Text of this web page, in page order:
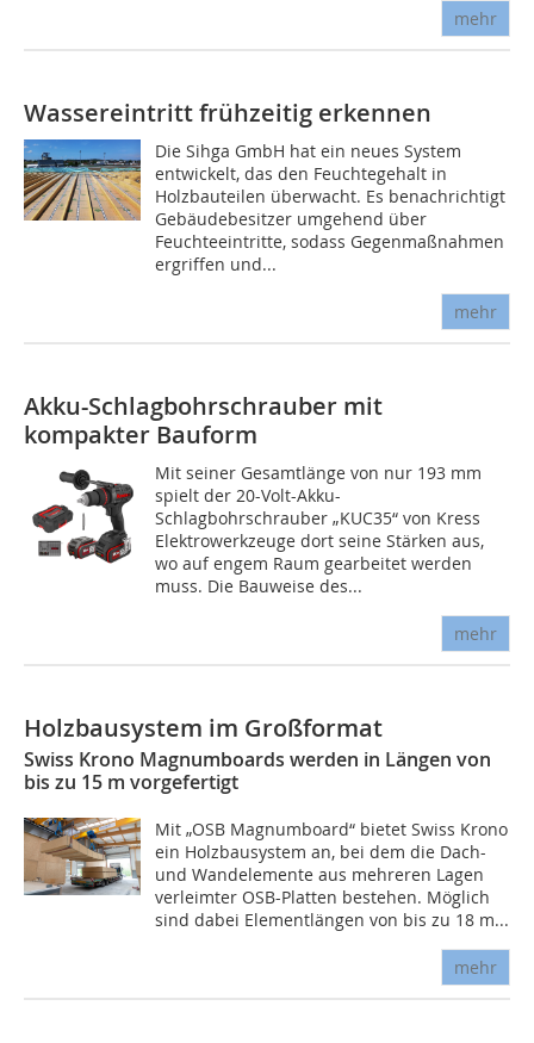
mehr
Wassereintritt frühzeitig erkennen
Die Sihga GmbH hat ein neues System
entwickelt, das den Feuchtegehalt in
Holzbauteilen überwacht. Es benachrichtigt
Gebäudebesitzer umgehend über
Feuchteeintritte, sodass Gegenmaßnahmen
ergriffen und...
mehr
Akku-Schlagbohrschrauber mit
kompakter Bauform
Mit seiner Gesamtlänge von nur 193 mm
spielt der 20-Volt-Akku-
Schlagbohrschrauber „KUC35“ von Kress
Elektrowerkzeuge dort seine Stärken aus,
wo auf engem Raum gearbeitet werden
muss. Die Bauweise des...
mehr
Holzbausystem im Großformat
Swiss Krono Magnumboards werden in Längen von
bis zu 15 m vorgefertigt
Mit „OSB Magnumboard“ bietet Swiss Krono
ein Holzbausystem an, bei dem die Dach-
und Wandelemente aus mehreren Lagen
verleimter OSB-Platten bestehen. Möglich
sind dabei Elementlängen von bis zu 18 m...
mehr